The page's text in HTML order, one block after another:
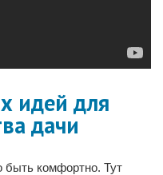
идей для
дачи
быть комфортно. Тут